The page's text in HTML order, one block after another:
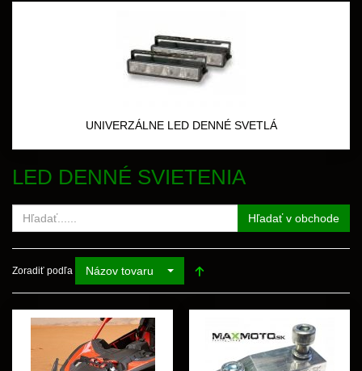
UNIVERZÁLNE LED DENNÉ SVETLÁ
LED DENNÉ SVIETENIA
Hľadať v obchode
Zoradiť podľa Názov tovaru